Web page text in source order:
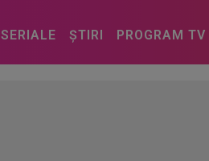
SERIALE ȘTIRI PROGRAM TV